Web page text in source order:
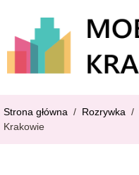
Strona główna / Rozrywka /
Krakowie